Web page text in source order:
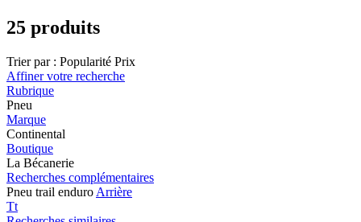
25 produits
Trier par : Popularité Prix
Affiner votre recherche
Rubrique
Pneu
Marque
Continental
Boutique
La Bécanerie
Recherches complémentaires
Pneu trail enduro Arrière
Tt